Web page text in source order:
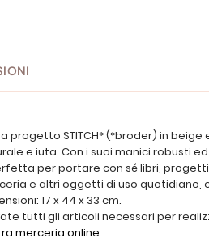
progetto STITCH* (*broder) in
e iuta. Con i suoi manici robusti
per portare con sé libri,
e altri oggetti di uso quotidiano,
17 x 44 x 33 cm.
tutti gli articoli necessari per
merceria online.